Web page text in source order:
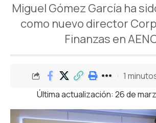
Miguel Gómez García ha
como nuevo director
Finanzas en
Última actualización: 26 de
1